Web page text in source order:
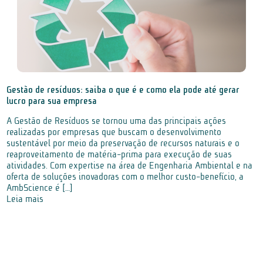
Gestão de resíduos: saiba o que é e como ela pode até gerar
lucro para sua empresa
A Gestão de Resíduos se tornou uma das principais ações
realizadas por empresas que buscam o desenvolvimento
sustentável por meio da preservação de recursos naturais e o
reaproveitamento de matéria-prima para execução de suas
atividades. Com expertise na área de Engenharia Ambiental e na
oferta de soluções inovadoras com o melhor custo-benefício, a
AmbScience é […]
Leia mais